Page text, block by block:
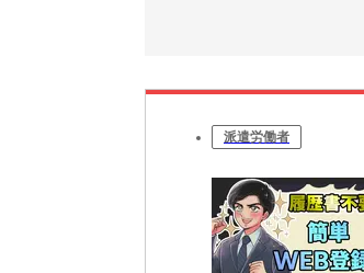
派遣労働者